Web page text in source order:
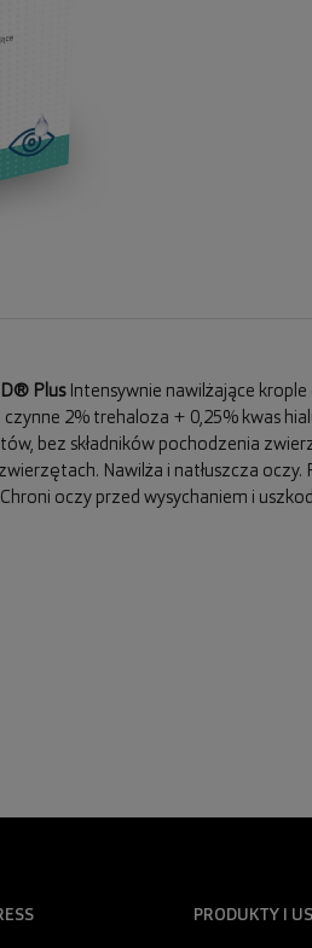
Plus Intensywnie nawilżające krople
czynne 2% trehaloza + 0,25% kwas
bez składników pochodzenia
Nawilża i natłuszcza oczy.
Chroni oczy przed wysychaniem i
PRODUKTY I